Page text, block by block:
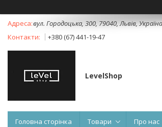
вул. Городоцька, 300, 79040, Львів, Україна
+380 (67) 441-19-47
LevelShop
Головна сторінка Товари Про нас